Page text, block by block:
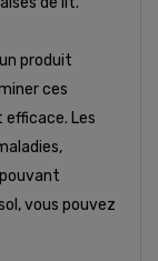
produit
ces
efficace. Les
vous pouvez